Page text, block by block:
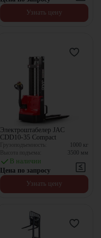
Узнать цену
Электроштабелер JAC
CDD10-35 Compact
Грузоподъемность: 1000 кг
Высота подъема:
3500 мм
В наличии
Цена по запросу
Узнать цену